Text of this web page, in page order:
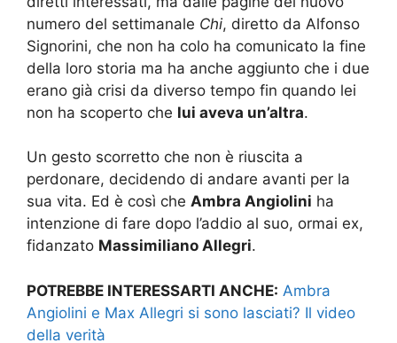
numero del settimanale Chi, diretto da Alfonso
Signorini, che non ha colo ha comunicato la fine
della loro storia ma ha anche aggiunto che i due
erano già crisi da diverso tempo fin quando lei
non ha scoperto che lui aveva un’altra.
Un gesto scorretto che non è riuscita a
perdonare, decidendo di andare avanti per la
sua vita. Ed è così che Ambra Angiolini ha
intenzione di fare dopo l’addio al suo, ormai ex,
fidanzato Massimiliano Allegri.
POTREBBE INTERESSARTI ANCHE: Ambra
Angiolini e Max Allegri si sono lasciati? Il video
della verità